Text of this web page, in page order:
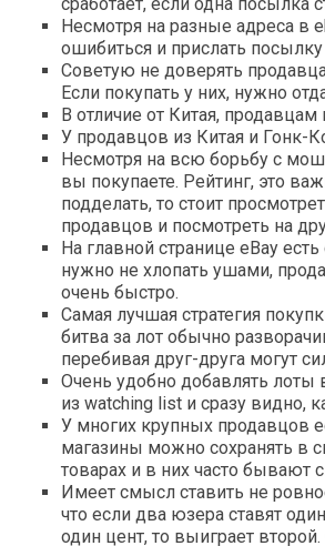
Несмотря на разные адреса в
ошибиться и прислать
Советую не доверять
Если покупать у них, нужно
В отличие от Китая,
У продавцов из Китая и Гонк-
Несмотря на всю борьбу с
вы покупаете. Рейтинг, это
подделать, то стоит
продавцов и посмотреть на
На главной странице eBay
нужно не хлопать ушами,
очень быстро.
Самая лучшая стратегия
битва за лот обычно
перебивая друг-друга могут
Очень удобно добавлять лоты
из watching list и сразу видно,
У многих крупных продавцов
магазины можно сохранять в
товарах и в них часто бывают
Имеет смысл ставить не
что если два юзера ставят
один цент, то выиграет